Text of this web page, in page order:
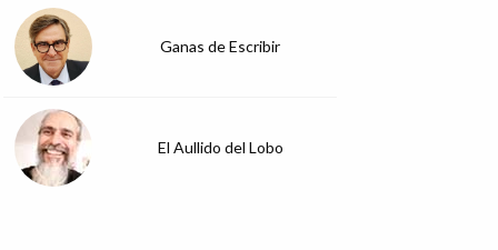
Ganas de Escribir
El Aullido del Lobo